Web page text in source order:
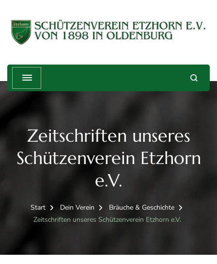
Schützenverein Etzhorn e.V. von
1898
Treffender geht's nicht!
Zeitschriften unseres
Schützenverein Etzhorn
e.V.
Start Dein Verein
Bräuche & Geschichte
Zeitschriften unseres Schützenverein Etzhorn e.V.